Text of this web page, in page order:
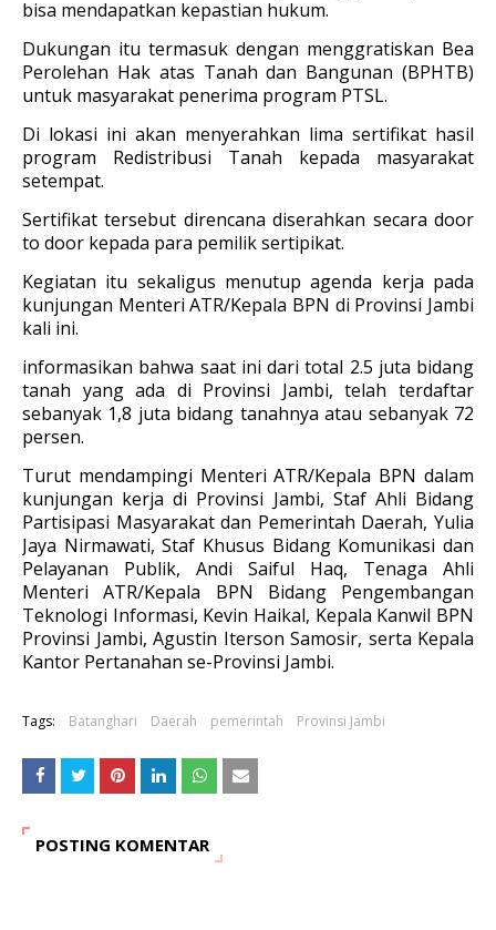
bisa mendapatkan kepastian hukum.
Dukungan itu termasuk dengan menggratiskan Bea
Perolehan Hak atas Tanah dan Bangunan (BPHTB)
untuk masyarakat penerima program PTSL.
Di lokasi ini akan menyerahkan lima sertifikat hasil
program Redistribusi Tanah kepada masyarakat
setempat.
Sertifikat tersebut direncana diserahkan secara door
to door kepada para pemilik sertipikat.
Kegiatan itu sekaligus menutup agenda kerja pada
kunjungan Menteri ATR/Kepala BPN di Provinsi Jambi
kali ini.
informasikan bahwa saat ini dari total 2.5 juta bidang
tanah yang ada di Provinsi Jambi, telah terdaftar
sebanyak 1,8 juta bidang tanahnya atau sebanyak 72
persen.
Turut mendampingi Menteri ATR/Kepala BPN dalam
kunjungan kerja di Provinsi Jambi, Staf Ahli Bidang
Partisipasi Masyarakat dan Pemerintah Daerah, Yulia
Jaya Nirmawati, Staf Khusus Bidang Komunikasi dan
Pelayanan Publik, Andi Saiful Haq, Tenaga Ahli
Menteri ATR/Kepala BPN Bidang Pengembangan
Teknologi Informasi, Kevin Haikal, Kepala Kanwil BPN
Provinsi Jambi, Agustin Iterson Samosir, serta Kepala
Kantor Pertanahan se-Provinsi Jambi.
Tags: Batanghari Daerah pemerintah Provinsi Jambi
POSTING KOMENTAR